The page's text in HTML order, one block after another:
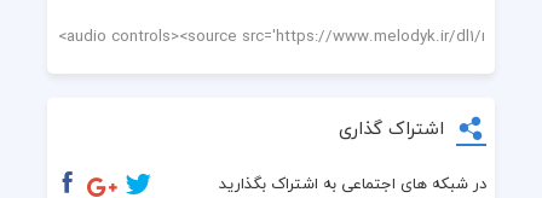
اشتراک گذاری
در شبکه های اجتماعی به اشتراک بگذارید